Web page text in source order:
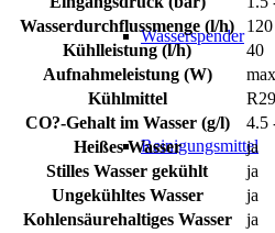
Wasserspender
Reinigungsmittel
Wasserdurchflussmenge (l/h)
120
Kühlleistung (l/h)
40
Aufnahmeleistung (W)
Kühlmittel
CO?-Gehalt im Wasser (g/l)
4.5
Heißes Wasser
ja
Stilles Wasser gekühlt
ja
Ungekühltes Wasser
ja
Kohlensäurehaltiges Wasser
ja